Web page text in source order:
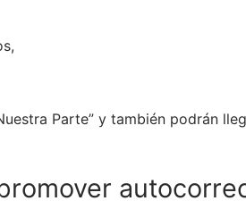
Parte” y también podrán